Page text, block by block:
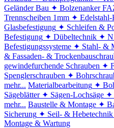
Geländer Bau ✦ Bolzenanker
Trennscheiben 1mm ✦
Glasbefestigung ✦ Schleifen &
Befestigung ✦ Dübeltechnik ✦
Befestigungssysteme ✦ Stahl- &
& Fassaden- &
gewindefurchende Schrauben ✦
Spenglerschrauben ✦
mehr... Materialbearbeitung ✦
Sägeblätter ✦ Sägen-Lochsäge ✦
mehr... Baustelle & Montage ✦
Sicherung ✦ Seil- & Hebetechnik
Montage & Wartung